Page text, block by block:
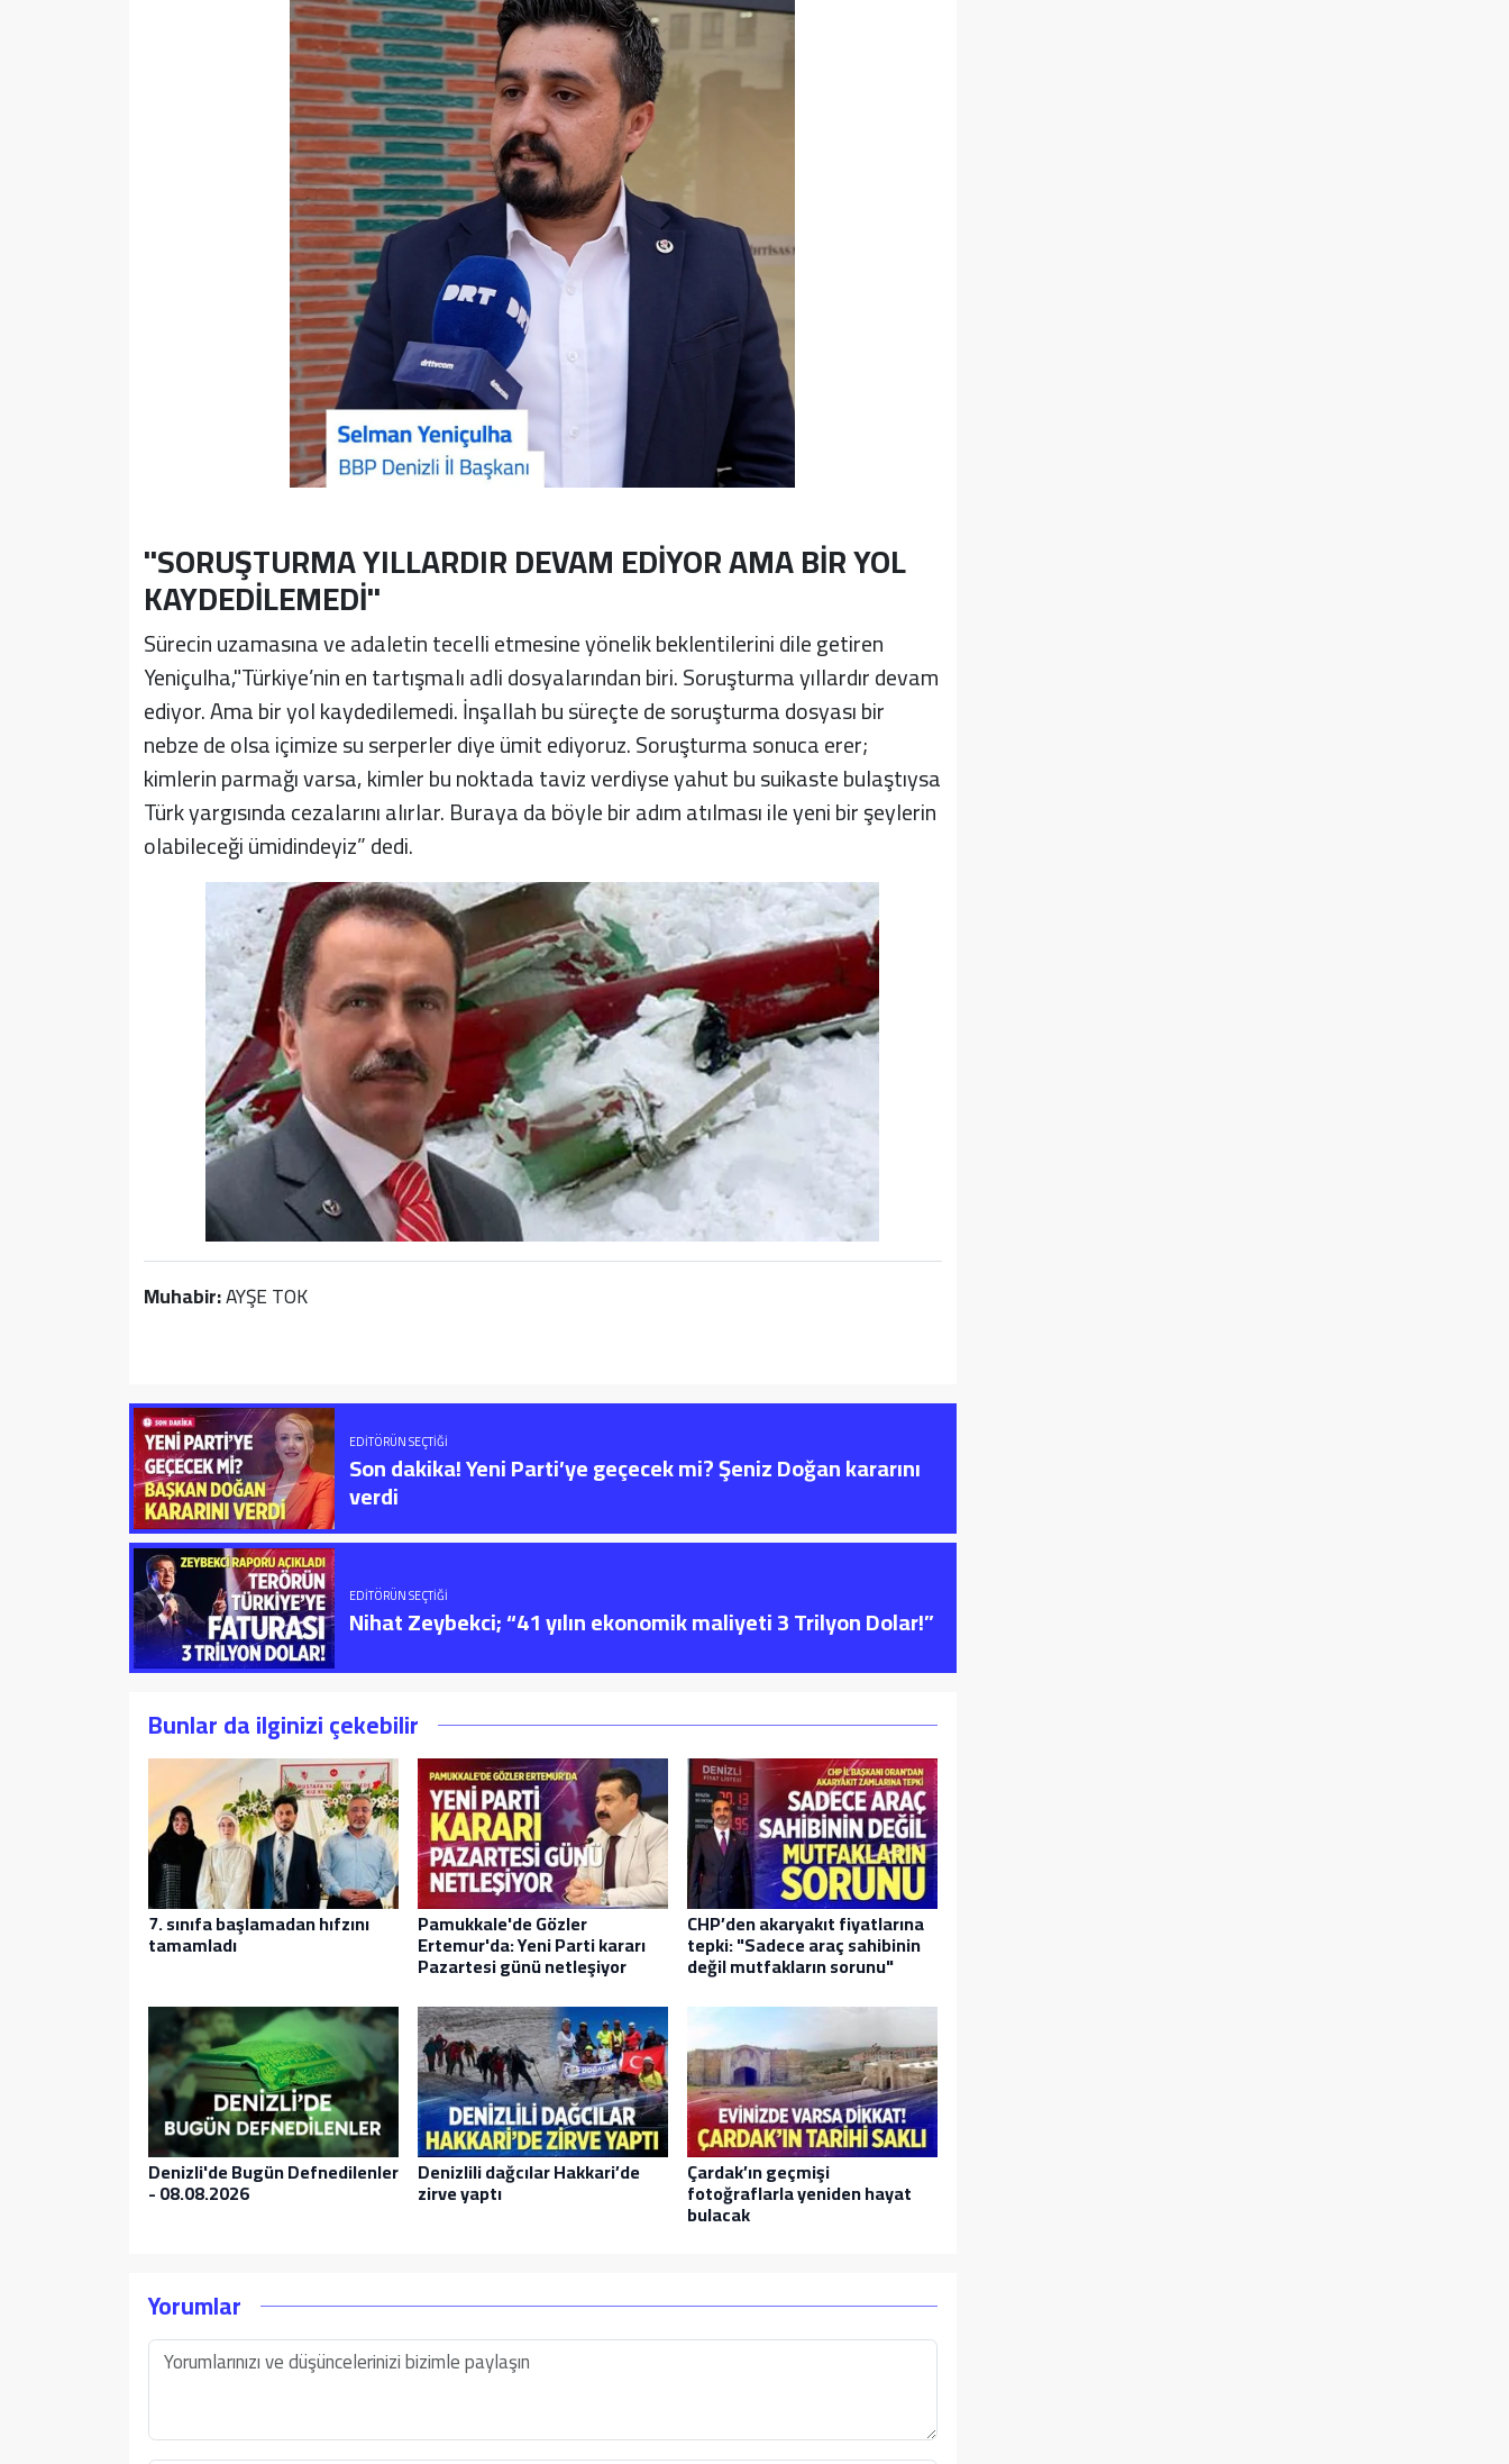
"SORUŞTURMA YILLARDIR DEVAM EDİYOR AMA BİR YOL
KAYDEDİLEMEDİ"
Sürecin uzamasına ve adaletin tecelli etmesine yönelik beklentilerini dile getiren
Yeniçulha,"Türkiye’nin en tartışmalı adli dosyalarından biri. Soruşturma yıllardır devam
ediyor. Ama bir yol kaydedilemedi. İnşallah bu süreçte de soruşturma dosyası bir
nebze de olsa içimize su serperler diye ümit ediyoruz. Soruşturma sonuca erer;
kimlerin parmağı varsa, kimler bu noktada taviz verdiyse yahut bu suikaste bulaştıysa
Türk yargısında cezalarını alırlar. Buraya da böyle bir adım atılması ile yeni bir şeylerin
olabileceği ümidindeyiz” dedi.
Muhabir:AYŞE TOK
EDITÖRÜN SEÇTIĞI
Son dakika! Yeni Parti’ye geçecek mi? Şeniz Doğan kararını
verdi
EDITÖRÜN SEÇTIĞI
Nihat Zeybekci; “41 yılın ekonomik maliyeti 3 Trilyon Dolar!”
Bunlar da ilginizi çekebilir
7. sınıfa başlamadan hıfzını
tamamladı
Pamukkale'de Gözler
Ertemur'da: Yeni Parti kararı
Pazartesi günü netleşiyor
CHP’den akaryakıt fiyatlarına
tepki: "Sadece araç sahibinin
değil mutfakların sorunu"
Denizli'de Bugün Defnedilenler
- 08.08.2026
Denizlili dağcılar Hakkari’de
zirve yaptı
Çardak’ın geçmişi
fotoğraflarla yeniden hayat
bulacak
Yorumlar